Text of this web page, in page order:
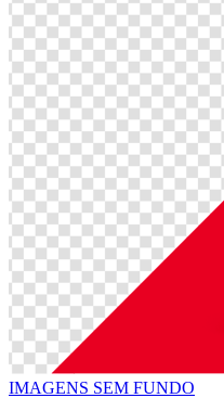
IMAGENS SEM FUNDO